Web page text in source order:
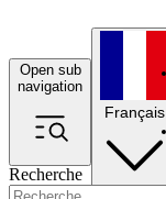
Open sub
navigation
Recherche
Français